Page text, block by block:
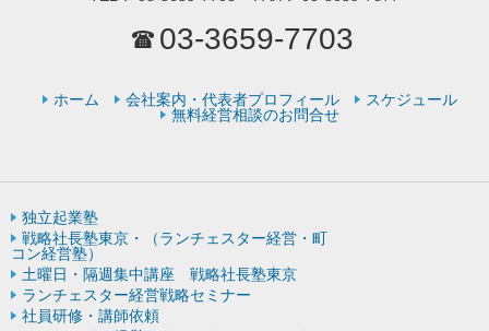
03-3659-7703
ホーム 会社案内・代表者プロフィール
スケジュール
無料経営相談のお問合せ
独立起業塾
戦略社長塾東京・（ランチェスター経営・町
コン経営塾）
土曜日・隔週集中講座 戦略社長塾東京
ランチェスター経営戦略セミナー
社員研修・講師依頼